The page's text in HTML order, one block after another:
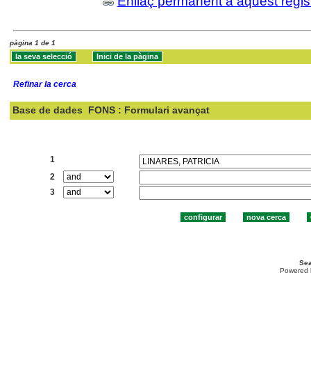
pàgina 1 de 1
Refinar la cerca
Base de dades FONS : Formulari avançat
1
2
3